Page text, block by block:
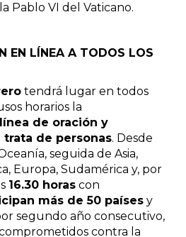
Pablo VI del Vaticano.
EN LÍNEA A TODOS LOS
tendrá lugar en todos
horarios la
de oración y
de personas. Desde
seguida de Asia,
Europa, Sudamérica y, por
16.30 horas con
más de 50 países y
segundo año consecutivo,
contra la